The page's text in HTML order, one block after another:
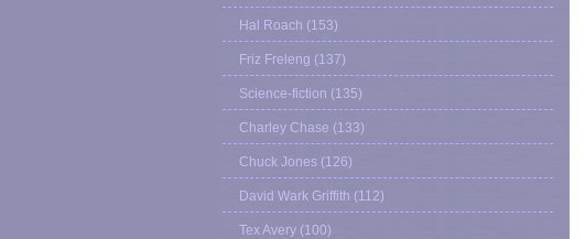
Hal Roach (153)
Friz Freleng (137)
Science-fiction (135)
Charley Chase (133)
Chuck Jones (126)
David Wark Griffith (112)
Tex Avery (100)